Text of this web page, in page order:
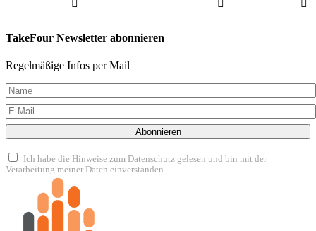
TakeFour Newsletter abonnieren
Regelmäßige Infos per Mail
Abonnieren
Ich habe die Hinweise zum Datenschutz gelesen und bin mit der
Verarbeitung meiner Daten einverstanden.